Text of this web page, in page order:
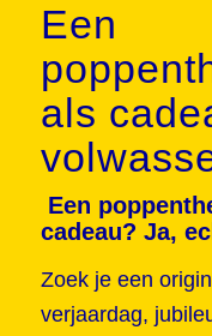
Een
als
Een
cadeau? Ja,
Zoek je een
verjaardag,